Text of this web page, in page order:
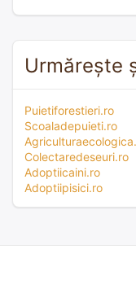
Urmărește
Puietiforestieri.ro
Scoaladepuieti.ro
Colectaredeseuri.ro
Adoptiicaini.ro
Adoptiipisici.ro